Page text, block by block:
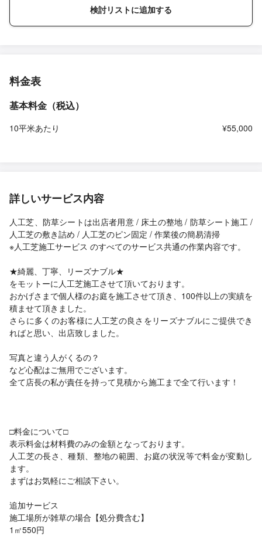
検討リストに追加する
料金表
基本料金（税込）
10平米あたり ¥55,000
詳しいサービス内容
人工芝、防草シートは出店者用意 / 床土の整地 / 防草シート施工 /
人工芝の敷き詰め / 人工芝のピン固定 / 作業後の簡易清掃
※人工芝施工サービス のすべてのサービス共通の作業内容です。
★綺麗、丁寧、リーズナブル★
をモットーに人工芝施工させて頂いております。
おかげさまで個人様のお庭を施工させて頂き、100件以上の実績を
積ませて頂きました。
さらに多くのお客様に人工芝の良さをリーズナブルにご提供でき
ればと思い、出店致しました。
写真と違う人がくるの？
など心配はご無用でございます。
全て店長の私が責任を持って見積から施工まで全て行います！
□料金について□
表示料金は材料費のみの金額となっております。
人工芝の長さ、種類、整地の範囲、お庭の状況等で料金が変動し
ます。
まずはお気軽にご相談下さい。
追加サービス
施工場所が雑草の場合【処分費含む】
1㎡550円